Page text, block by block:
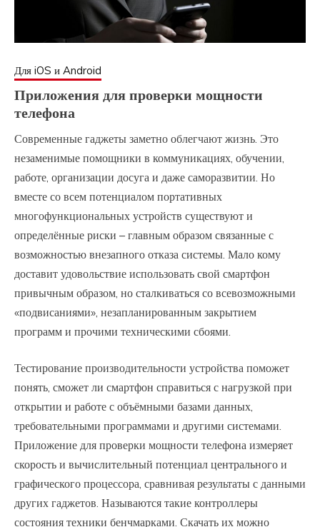
Для iOS и Android
Приложения для проверки мощности
телефона
Современные гаджеты заметно облегчают жизнь. Это
незаменимые помощники в коммуникациях, обучении,
работе, организации досуга и даже саморазвитии. Но
вместе со всем потенциалом портативных
многофункциональных устройств существуют и
определённые риски – главным образом связанные с
возможностью внезапного отказа системы. Мало кому
доставит удовольствие использовать свой смартфон
привычным образом, но сталкиваться со всевозможными
«подвисаниями», незапланированным закрытием
программ и прочими техническими сбоями.
Тестирование производительности устройства поможет
понять, сможет ли смартфон справиться с нагрузкой при
открытии и работе с объёмными базами данных,
требовательными программами и другими системами.
Приложение для проверки мощности телефона измеряет
скорость и вычислительный потенциал центрального и
графического процессора, сравнивая результаты с данными
других гаджетов. Называются такие контроллеры
состояния техники бенчмарками. Скачать их можно